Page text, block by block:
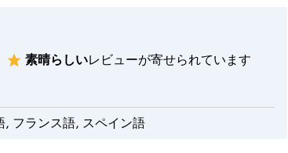
素晴らしいレビューが寄せられています
フランス語, スペイン語